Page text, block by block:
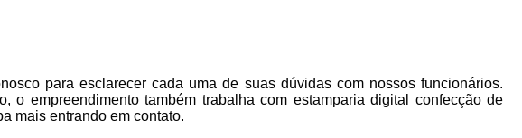
Private Label Roupas
Estamparia Digital de Camiseta
Estamparia Digital em Camisetas
para esclarecer cada uma de suas dúvidas com nossos funcionários.
o empreendimento também trabalha com estamparia digital confecção de
mais entrando em contato.